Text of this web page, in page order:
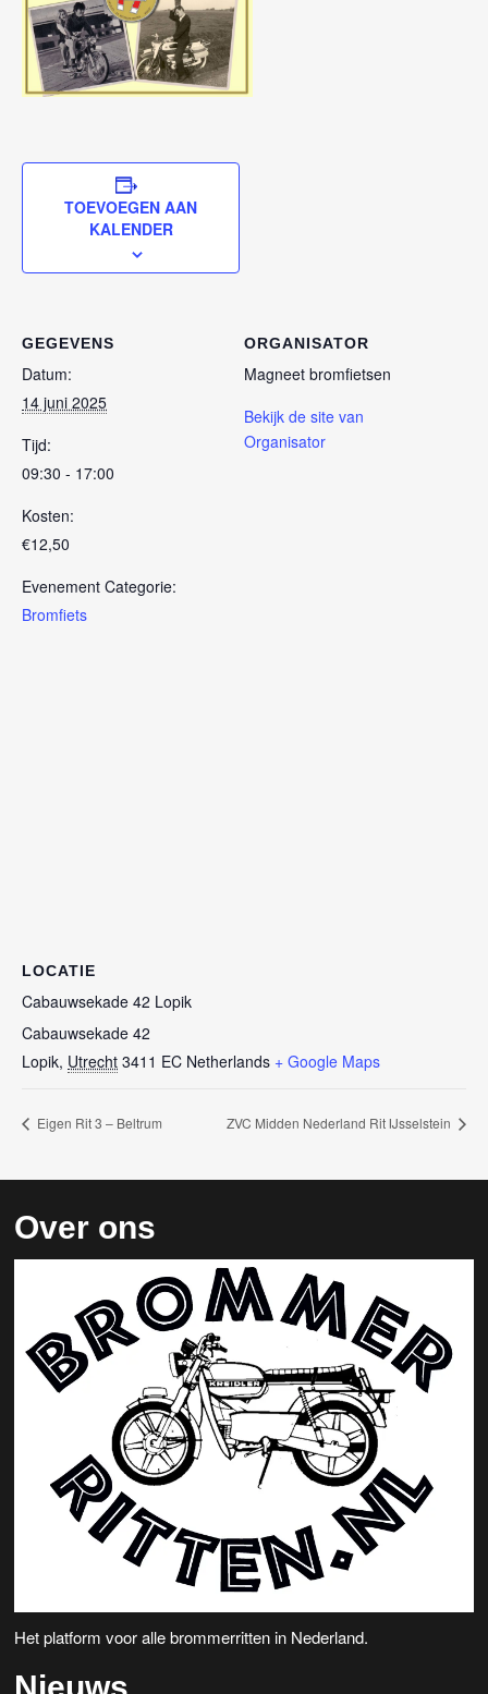
TOEVOEGEN AAN
KALENDER
GEGEVENS
Datum:
14 juni 2025
Tijd:
09:30 - 17:00
Kosten:
€12,50
Evenement Categorie:
Bromfiets
ORGANISATOR
Magneet bromfietsen
Bekijk de site van
Organisator
LOCATIE
Cabauwsekade 42 Lopik
Cabauwsekade 42
Lopik, Utrecht 3411 EC Netherlands + Google Maps
Eigen Rit 3 – Beltrum ZVC Midden Nederland Rit IJsselstein
Over ons
Het platform voor alle brommerritten in Nederland.